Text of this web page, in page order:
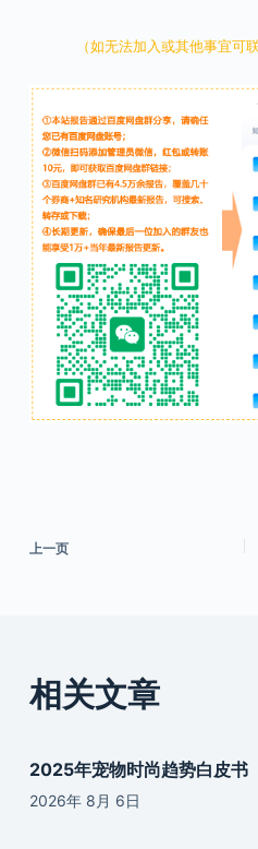
（如无法加入或其他事宜可
上一页
相关文章
2025年宠物时尚趋势白皮书
2026年 8月 6日